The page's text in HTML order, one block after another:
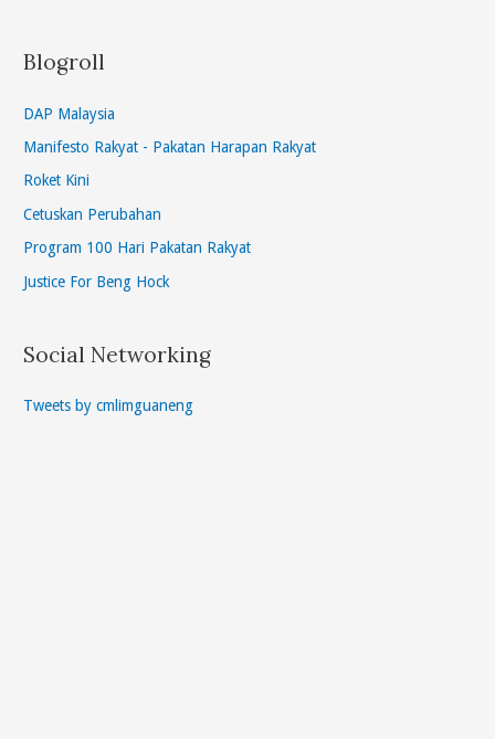
Blogroll
DAP Malaysia
Manifesto Rakyat - Pakatan Harapan Rakyat
Roket Kini
Cetuskan Perubahan
Program 100 Hari Pakatan Rakyat
Justice For Beng Hock
Social Networking
Tweets by cmlimguaneng